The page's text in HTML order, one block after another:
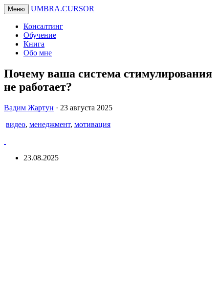
Меню UMBRA.CURSOR
Консалтинг
Обучение
Книга
Обо мне
Почему ваша система стимулирования
не работает?
Вадим
Вадим Жартун · 23 августа 2025
видео, менеджмент, мотивация
23.08.2025